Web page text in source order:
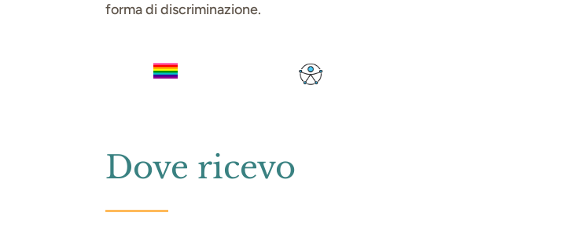
forma di discriminazione.
Dove ricevo